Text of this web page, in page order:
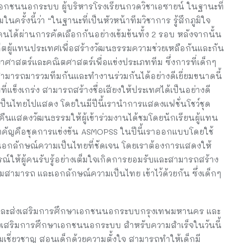
นนอกระบบ ผู้บริหารโรงเรียนกวดวิชาเอซายน์ ในฐานะที่
นครั้งนี้ว่า “ในฐานะที่เป็นหัวหน้าทีมวิชาการ รู้สึกภูมิใจ
ได้ผ่านการคัดเลือกกันอย่างเข้มข้นทั้ง 2 รอบ หลังจากนั้น
ผู้แทนประเทศเพื่อสร้างวัฒนธรรมความช่วยเหลือกันและกัน
าสตร์และคณิตศาสตร์เพื่อแข่งประเภททีม ซึ่งการที่เด็กๆ
มารถมารวมทีมกันและทำงานร่วมกันได้อย่างดีเยี่ยมขนาดนี้
งเกร่ง สามารถสร้างชื่อเสียงให้ประเทศได้เป็นอย่างดี
ไทยไปแสดง โดยในมีปีนี้เรานำการแสดงแฟชั่นโชว์ชุด
แสดงวัฒนธรรมให้ผู้เข้าร่วมงานได้ชมโดยนักเรียนผู้แทน
คือชุดการแข่งขัน ASMOPSS ในปีนี้เราออกแบบโดยใช้
ลักษณ์ความเป็นไทยที่ชัดเจน โดยเราต้องการแสดงให้
ห้ผู้คนรับรู้อย่างเต็มใจเกิดการยอมรับและสามารถสร้าง
มารถ และเอกลักษณ์ความเป็นไทย เข้าไว้ด้วยกัน ซึ่งเด็กๆ
ส่งเสริมการศึกษาเอกชนนอกระบบกรุงเทพมหานคร และ
สริมการศึกษาเอกชนนอกระบบ สำหรับความสำเร็จในวันนี้
ชี่ยวชาญ สอนเด็กด้วยความตั้งใจ สามารถทำให้เด็กมี